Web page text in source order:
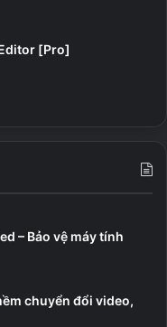
[Pro]
– Bảo vệ máy tính
chuyển đổi video,